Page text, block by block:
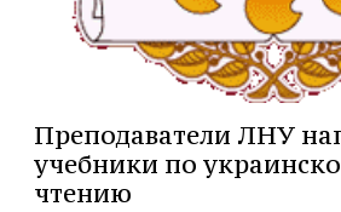
Преподаватели ЛНУ
учебники по
чтению